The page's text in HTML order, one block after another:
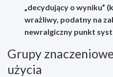
„decydujący o wyniku”
wrażliwy, podatny na
newralgiczny punkt
Grupy
użycia